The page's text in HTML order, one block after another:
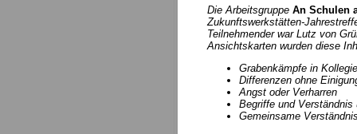
Die Arbeitsgruppe An Schulen
Zukunftswerkstätten-
Teilnehmender war Lutz von
Ansichtskarten wurden diese
Grabenkämpfe in
Differenzen ohne
Angst oder Verharren
Begriffe und Verständnis
Gemeinsame